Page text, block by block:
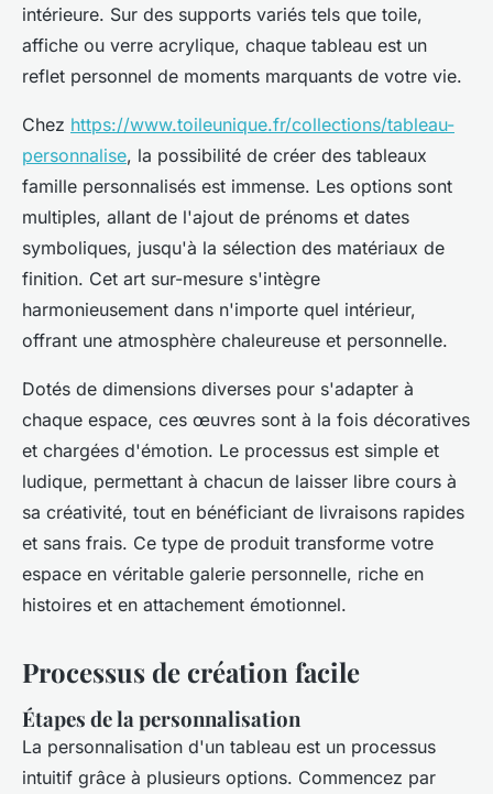
intérieure. Sur des supports variés tels que toile,
affiche ou verre acrylique, chaque tableau est un
reflet personnel de moments marquants de votre vie.
Chez https://www.toileunique.fr/collections/tableau-
personnalise, la possibilité de créer des tableaux
famille personnalisés est immense. Les options sont
multiples, allant de l'ajout de prénoms et dates
symboliques, jusqu'à la sélection des matériaux de
finition. Cet art sur-mesure s'intègre
harmonieusement dans n'importe quel intérieur,
offrant une atmosphère chaleureuse et personnelle.
Dotés de dimensions diverses pour s'adapter à
chaque espace, ces œuvres sont à la fois décoratives
et chargées d'émotion. Le processus est simple et
ludique, permettant à chacun de laisser libre cours à
sa créativité, tout en bénéficiant de livraisons rapides
et sans frais. Ce type de produit transforme votre
espace en véritable galerie personnelle, riche en
histoires et en attachement émotionnel.
Processus de création facile
Étapes de la personnalisation
La personnalisation d'un tableau est un processus
intuitif grâce à plusieurs options. Commencez par